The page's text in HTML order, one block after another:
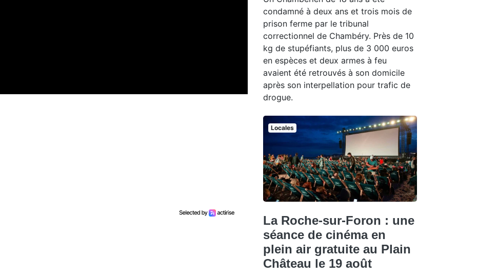
condamné à deux ans et trois mois de
prison ferme par le tribunal
correctionnel de Chambéry. Près de 10
kg de stupéfiants, plus de 3 000 euros
en espèces et deux armes à feu
avaient été retrouvés à son domicile
après son interpellation pour trafic de
drogue.
Locales
La Roche-sur-Foron : une
séance de cinéma en
plein air gratuite au Plain
Château le 19 août